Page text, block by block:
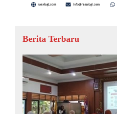
Berita Terbaru